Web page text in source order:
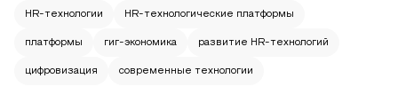
HR-технологии HR-технологические платформы
платформы гиг-экономика развитие HR-технологий
цифровизация современные технологии